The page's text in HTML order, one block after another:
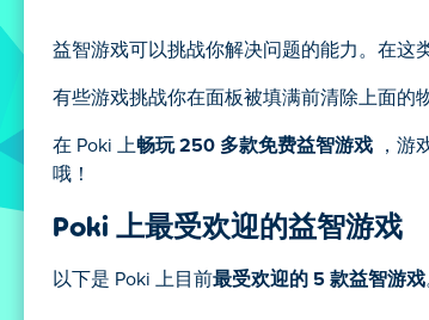
益智游戏可以挑战你解决问题的能力。在这
有些游戏挑战你在面板被填满前清除上面的
在 Poki 上畅玩 250 多款免费益智游戏 ，游
哦！
Poki 上最受欢迎的益智游戏
以下是 Poki 上目前最受欢迎的 5 款益智游戏